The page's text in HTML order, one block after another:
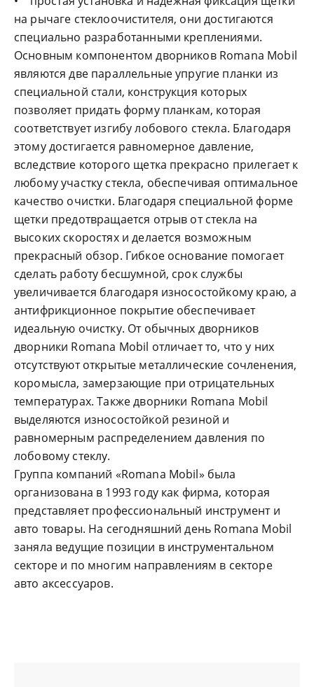
на рычаге стеклоочистителя, они достигаются
специально разработанными креплениями.
Основным компонентом дворников Romana Mobil
являются две параллельные упругие планки из
специальной стали, конструкция которых
позволяет придать форму планкам, которая
соответствует изгибу лобового стекла. Благодаря
этому достигается равномерное давление,
вследствие которого щетка прекрасно прилегает к
любому участку стекла, обеспечивая оптимальное
качество очистки. Благодаря специальной форме
щетки предотвращается отрыв от стекла на
высоких скоростях и делается возможным
прекрасный обзор. Гибкое основание помогает
сделать работу бесшумной, срок службы
увеличивается благодаря износостойкому краю, а
антифрикционное покрытие обеспечивает
идеальную очистку. От обычных дворников
дворники Romana Mobil отличает то, что у них
отсутствуют открытые металлические сочленения,
коромысла, замерзающие при отрицательных
температурах. Также дворники Romana Mobil
выделяются износостойкой резиной и
равномерным распределением давления по
лобовому стеклу.
Группа компаний «Romana Mobil» была
организована в 1993 году как фирма, которая
представляет профессиональный инструмент и
авто товары. На сегодняшний день Romana Mobil
заняла ведущие позиции в инструментальном
секторе и по многим направлениям в секторе
авто аксессуаров.